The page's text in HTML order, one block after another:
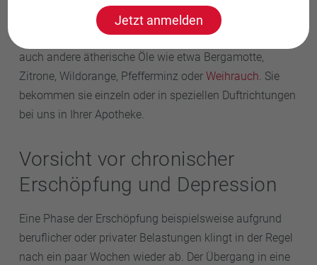
den Duft genießen.
Für mehr Energie und eine bessere Stimmung sorgen
auch andere ätherische Öle wie etwa Bergamotte,
Zitrone, Wildorange, Pfefferminz oder Weihrauch. Sie
bekommen sie einzeln oder in speziellen Duftrichtungen
bei uns in Ihrer Apotheke.
Vorsicht vor chronischer
Erschöpfung und Depression
Eine Phase der Erschöpfung beispielsweise aufgrund
beruflicher oder privater Belastungen klingt in der Regel
nach ein paar Wochen wieder ab. Der Übergang in eine
Jetzt anmelden